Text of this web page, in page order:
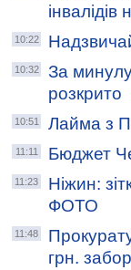
інвалідів
10:22
10:32
За минулу
розкрито
10:51 Лайма з
11:11 Бюджет
11:23
Ніжин:
ФОТО
11:48
грн.